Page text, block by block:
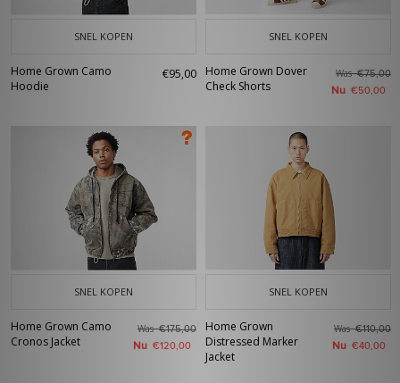
SNEL KOPEN
Home Grown Camo
Hoodie
€95,00
SNEL KOPEN
Home Grown Dover
Check Shorts
Was€75,00
Nu €50,00
SNEL KOPEN
Home Grown Camo
Cronos Jacket
Was€175,00
Nu €120,00
SNEL KOPEN
Home Grown
Distressed Marker
Jacket
Was€110,00
Nu €40,00